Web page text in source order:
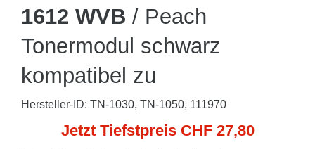
1612 WVB / Peach
Tonermodul schwarz
kompatibel zu
Hersteller-ID: TN-1030, TN-1050, 111970
Jetzt Tiefstpreis CHF 27,80